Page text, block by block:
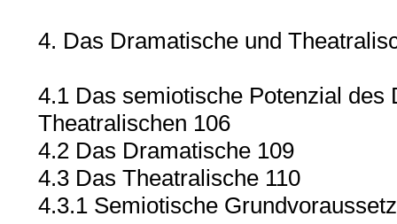
4. Das Dramatische und
4.1 Das semiotische Potenzial des
Theatralischen 106
4.2 Das Dramatische 109
4.3 Das Theatralische 110
4.3.1 Semiotische